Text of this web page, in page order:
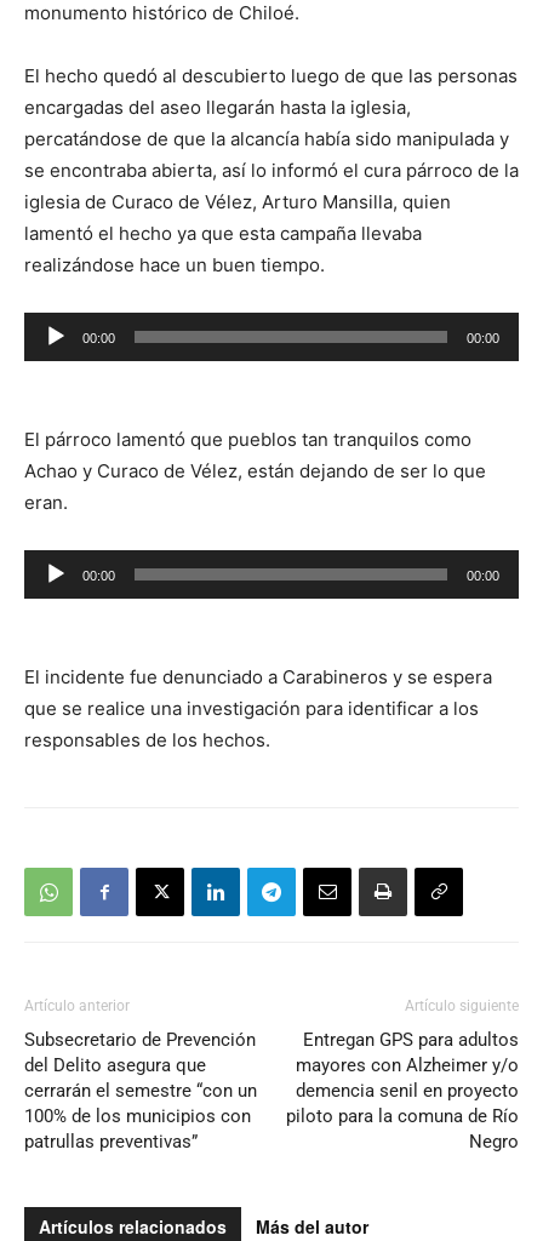
monumento histórico de Chiloé.
El hecho quedó al descubierto luego de que las personas
encargadas del aseo llegarán hasta la iglesia,
percatándose de que la alcancía había sido manipulada y
se encontraba abierta, así lo informó el cura párroco de la
iglesia de Curaco de Vélez, Arturo Mansilla, quien
lamentó el hecho ya que esta campaña llevaba
realizándose hace un buen tiempo.
Reproductor
de
00:00 00:00
El párroco lamentó que pueblos tan tranquilos como
Achao y Curaco de Vélez, están dejando de ser lo que
eran.
Reproductor
de
00:00 00:00
El incidente fue denunciado a Carabineros y se espera
que se realice una investigación para identificar a los
responsables de los hechos.
Artículo anterior
Subsecretario de Prevención
del Delito asegura que
cerrarán el semestre “con un
100% de los municipios con
patrullas preventivas”
Artículo siguiente
Entregan GPS para adultos
mayores con Alzheimer y/o
demencia senil en proyecto
piloto para la comuna de Río
Negro
Artículos relacionados Más del autor